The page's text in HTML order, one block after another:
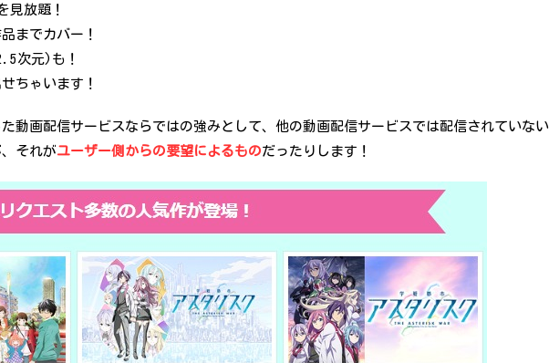
見放題！
までカバー！
次元)も！
ちゃいます！
動画配信サービスならではの強みとして、他の動画配信サービスでは配信されていない
それがユーザー側からの要望によるものだったりします！